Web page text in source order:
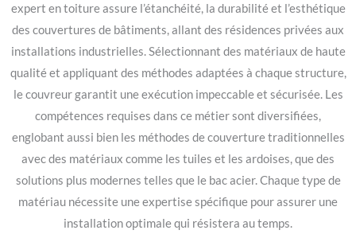
expert en toiture assure l’étanchéité, la durabilité et l’esthétique
des couvertures de bâtiments, allant des résidences privées aux
installations industrielles. Sélectionnant des matériaux de haute
qualité et appliquant des méthodes adaptées à chaque structure,
le couvreur garantit une exécution impeccable et sécurisée. Les
compétences requises dans ce métier sont diversifiées,
englobant aussi bien les méthodes de couverture traditionnelles
avec des matériaux comme les tuiles et les ardoises, que des
solutions plus modernes telles que le bac acier. Chaque type de
matériau nécessite une expertise spécifique pour assurer une
installation optimale qui résistera au temps.